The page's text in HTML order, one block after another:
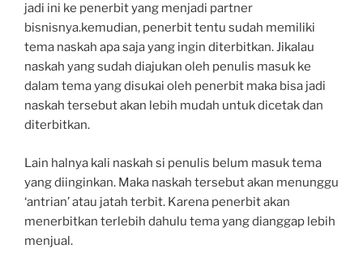
jadi ini ke penerbit yang menjadi partner
bisnisnya.kemudian, penerbit tentu sudah memiliki
tema naskah apa saja yang ingin diterbitkan. Jikalau
naskah yang sudah diajukan oleh penulis masuk ke
dalam tema yang disukai oleh penerbit maka bisa jadi
naskah tersebut akan lebih mudah untuk dicetak dan
diterbitkan.
Lain halnya kali naskah si penulis belum masuk tema
yang diinginkan. Maka naskah tersebut akan menunggu
‘antrian’ atau jatah terbit. Karena penerbit akan
menerbitkan terlebih dahulu tema yang dianggap lebih
menjual.